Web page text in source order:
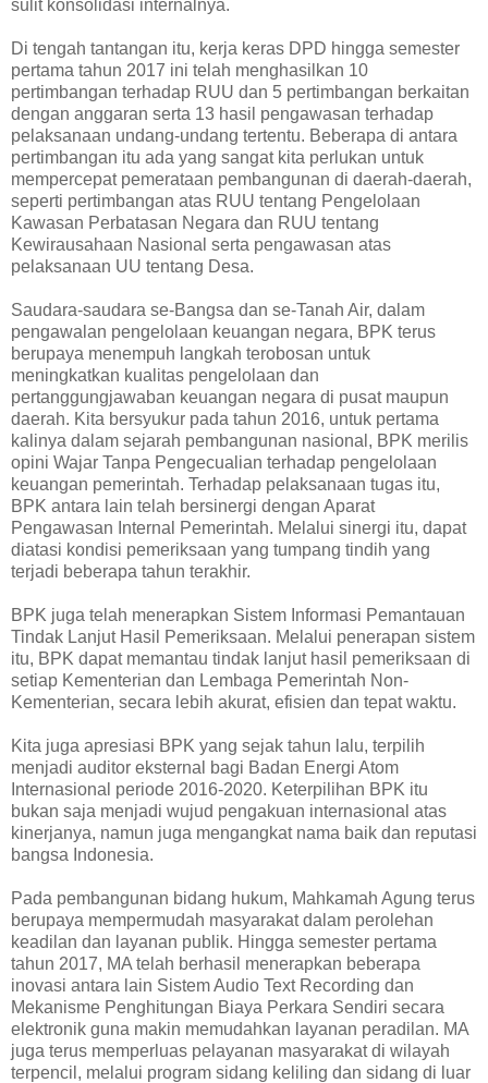
sulit konsolidasi internalnya.
Di tengah tantangan itu, kerja keras DPD hingga semester
pertama tahun 2017 ini telah menghasilkan 10
pertimbangan terhadap RUU dan 5 pertimbangan berkaitan
dengan anggaran serta 13 hasil pengawasan terhadap
pelaksanaan undang-undang tertentu. Beberapa di antara
pertimbangan itu ada yang sangat kita perlukan untuk
mempercepat pemerataan pembangunan di daerah-daerah,
seperti pertimbangan atas RUU tentang Pengelolaan
Kawasan Perbatasan Negara dan RUU tentang
Kewirausahaan Nasional serta pengawasan atas
pelaksanaan UU tentang Desa.
Saudara-saudara se-Bangsa dan se-Tanah Air, dalam
pengawalan pengelolaan keuangan negara, BPK terus
berupaya menempuh langkah terobosan untuk
meningkatkan kualitas pengelolaan dan
pertanggungjawaban keuangan negara di pusat maupun
daerah. Kita bersyukur pada tahun 2016, untuk pertama
kalinya dalam sejarah pembangunan nasional, BPK merilis
opini Wajar Tanpa Pengecualian terhadap pengelolaan
keuangan pemerintah. Terhadap pelaksanaan tugas itu,
BPK antara lain telah bersinergi dengan Aparat
Pengawasan Internal Pemerintah. Melalui sinergi itu, dapat
diatasi kondisi pemeriksaan yang tumpang tindih yang
terjadi beberapa tahun terakhir.
BPK juga telah menerapkan Sistem Informasi Pemantauan
Tindak Lanjut Hasil Pemeriksaan. Melalui penerapan sistem
itu, BPK dapat memantau tindak lanjut hasil pemeriksaan di
setiap Kementerian dan Lembaga Pemerintah Non-
Kementerian, secara lebih akurat, efisien dan tepat waktu.
Kita juga apresiasi BPK yang sejak tahun lalu, terpilih
menjadi auditor eksternal bagi Badan Energi Atom
Internasional periode 2016-2020. Keterpilihan BPK itu
bukan saja menjadi wujud pengakuan internasional atas
kinerjanya, namun juga mengangkat nama baik dan reputasi
bangsa Indonesia.
Pada pembangunan bidang hukum, Mahkamah Agung terus
berupaya mempermudah masyarakat dalam perolehan
keadilan dan layanan publik. Hingga semester pertama
tahun 2017, MA telah berhasil menerapkan beberapa
inovasi antara lain Sistem Audio Text Recording dan
Mekanisme Penghitungan Biaya Perkara Sendiri secara
elektronik guna makin memudahkan layanan peradilan. MA
juga terus memperluas pelayanan masyarakat di wilayah
terpencil, melalui program sidang keliling dan sidang di luar